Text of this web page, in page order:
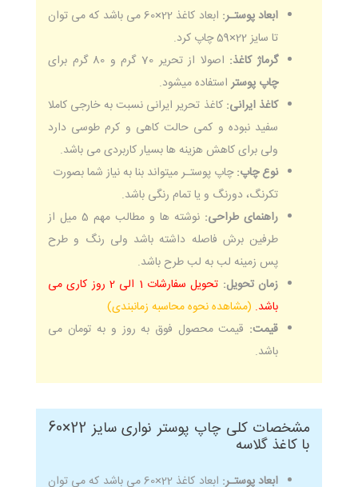
ابعاد پوستـر:
ابعاد کاغذ 22×60 می باشد که می توان
تا سایز 22×59 چاپ کرد.
گرماژ کاغذ: اصولا از تحریر 70 گرم و 80 گرم برای
چاپ پوستراستفاده میشود.
کاغذ ایرانی:کاغذ تحریر ایرانی نسبت به خارجی کاملا
سفید نبوده و کمی حالت کاهی و کرم طوسی دارد
ولی برای کاهش هزینه ها بسیار کاربردی می باشد.
نوع چاپ:چاپ پوستـر میتواند بنا به نیاز شما بصورت
تکرنگ، دورنگ و یا تمام رنگی باشد.
راهنمای طراحی:
نوشته ها و مطالب مهم 5 میل از
طرفین برش فاصله داشته باشد ولی رنگ و طرح
پس زمینه لب به لب طرح باشد.
زمان تحویل:
تحویل سفارشات 1 الی 2 روز کاری می
باشد. (مشاهده نحوه محاسبه زمانبندی)
قیمت: قیمت محصول فوق به روز و به تومان می
باشد.
مشخصات کلی چاپ پوستر نواری سایز 22×60
با کاغذ گلاسه
ابعاد پوستـر: ابعاد کاغذ 22×60 می باشد که می توان